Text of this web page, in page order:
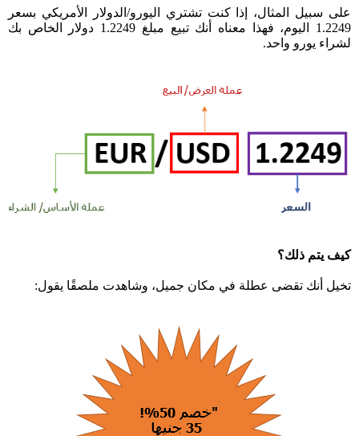
على سبيل المثال، إذا كنت تشتري اليورو/الدولار الأمريكي بسعر
1.2249 اليوم، فهذا معناه أنك تبيع مبلغ 1.2249 دولار الخاص بك
لشراء يورو واحد.
كيف يتم ذلك؟
تخيل أنك تقضى عطلة في مكان جميل، وشاهدت ملصقًا يقول: